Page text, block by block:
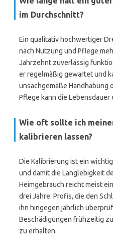
im Durchschnitt?
Ein qualitativ hochwertiger
nach Nutzung und Pflege
Jahrzehnt zuverlässig
er regelmäßig gewartet und
unsachgemäße Handhabung
Pflege kann die
Wie oft sollte ich
kalibrieren lassen?
Die Kalibrierung ist ein
und damit die Langlebigkeit
Heimgebrauch reicht meist
drei Jahre. Profis, die den
ihn hingegen jährlich
Beschädigungen frühzeitig
zu erhalten.